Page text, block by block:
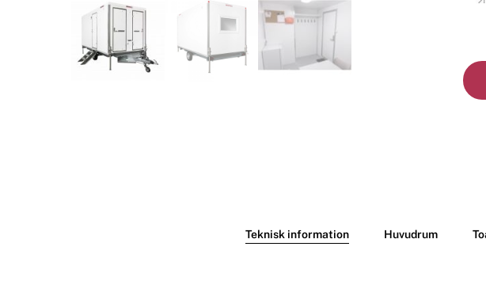
Teknisk information Huvudrum